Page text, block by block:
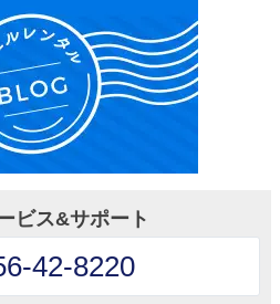
ビス&サポート
42-8220